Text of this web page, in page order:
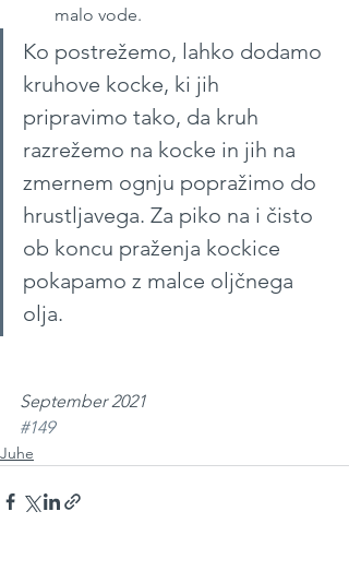
malo vode.
Ko postrežemo, lahko dodamo
kruhove kocke, ki jih
pripravimo tako, da kruh
razrežemo na kocke in jih na
zmernem ognju popražimo do
hrustljavega. Za piko na i čisto
ob koncu praženja kockice
pokapamo z malce oljčnega
olja.
September 2021
#149
Juhe